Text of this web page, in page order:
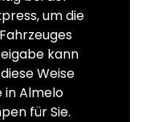
um die
kann
Weise
in Almelo
für Sie.